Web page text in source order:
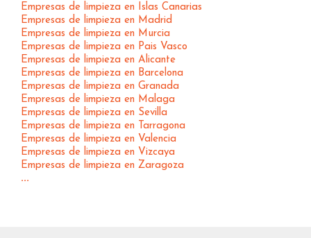
Empresas de limpieza en Islas Canarias
Empresas de limpieza en Madrid
Empresas de limpieza en Murcia
Empresas de limpieza en Pais Vasco
Empresas de limpieza en Alicante
Empresas de limpieza en Barcelona
Empresas de limpieza en Granada
Empresas de limpieza en Malaga
Empresas de limpieza en Sevilla
Empresas de limpieza en Tarragona
Empresas de limpieza en Valencia
Empresas de limpieza en Vizcaya
Empresas de limpieza en Zaragoza
...